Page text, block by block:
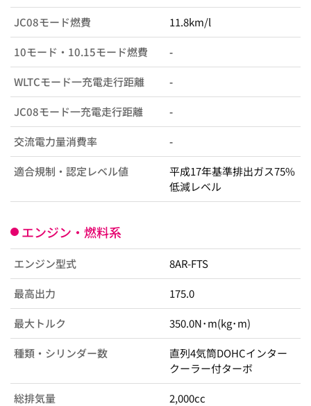
JC08モード燃費 11.8km/l
10モード・10.15モード燃費 -
WLTCモード一充電走行距離 -
JC08モード一充電走行距離 -
交流電力量消費率 -
適合規制・認定レベル値
平成17年基準排出ガス75%
低減レベル
エンジン・燃料系
エンジン型式 8AR-FTS
最高出力 175.0
最大トルク 350.0N･m(kg･m)
種類・シリンダー数
直列4気筒DOHCインター
クーラー付ターボ
総排気量 2,000cc